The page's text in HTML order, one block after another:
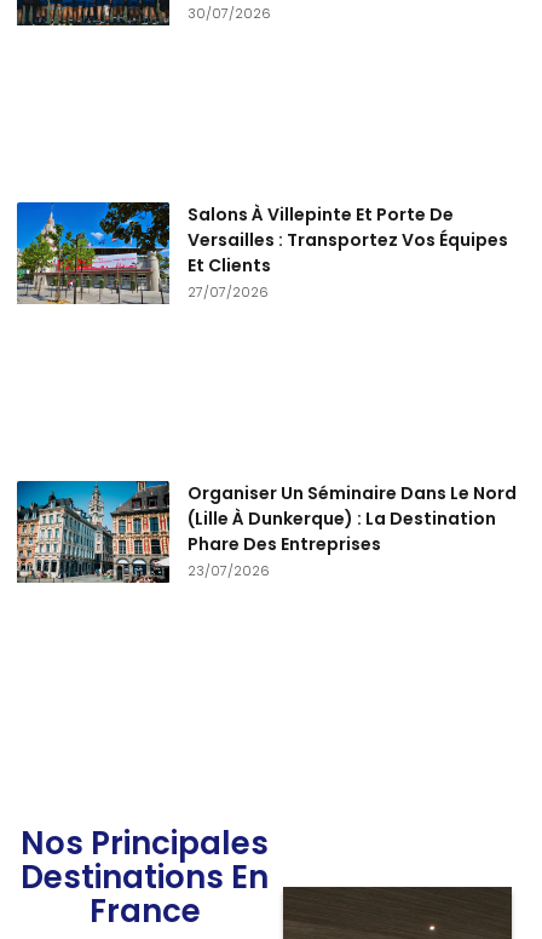
30/07/2026
Salons À Villepinte Et Porte De
Versailles : Transportez Vos Équipes
Et Clients
27/07/2026
Organiser Un Séminaire Dans Le Nord
(Lille À Dunkerque) : La Destination
Phare Des Entreprises
23/07/2026
Nos Principales
Destinations En
France